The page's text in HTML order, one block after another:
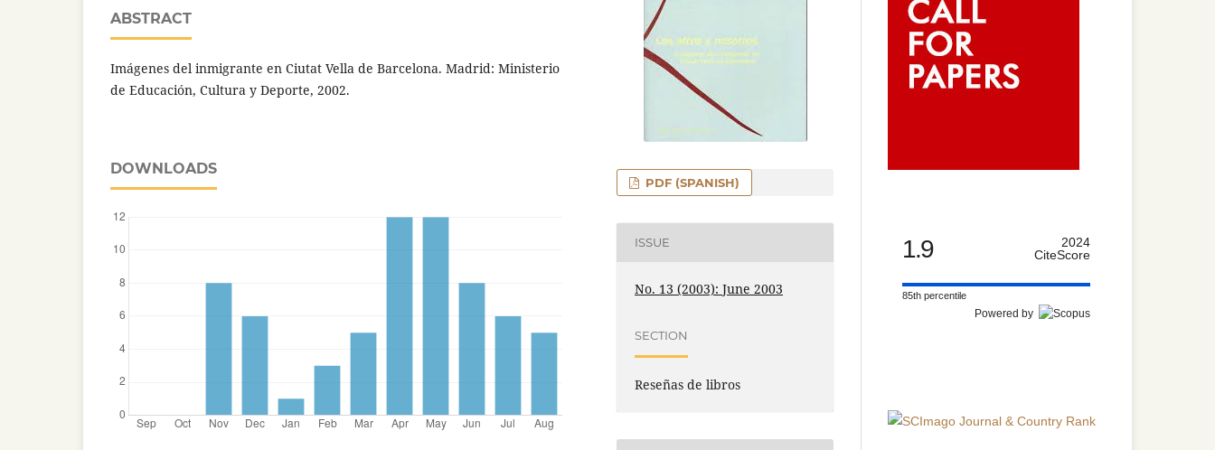
ABSTRACT
Imágenes del inmigrante en Ciutat Vella de Barcelona. Madrid: Ministerio
de Educación, Cultura y Deporte, 2002.
DOWNLOADS
PDF (SPANISH)
ISSUE
No. 13 (2003): June 2003
SECTION
Reseñas de libros
1.9
2024
CiteScore
85th percentile
Powered by